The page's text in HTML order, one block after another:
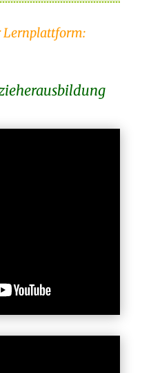
Lernplattform: